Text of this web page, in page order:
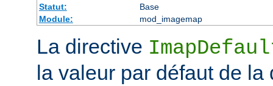
Statut:
Base
Module:
mod_imagemap
La directive
la valeur par défaut de